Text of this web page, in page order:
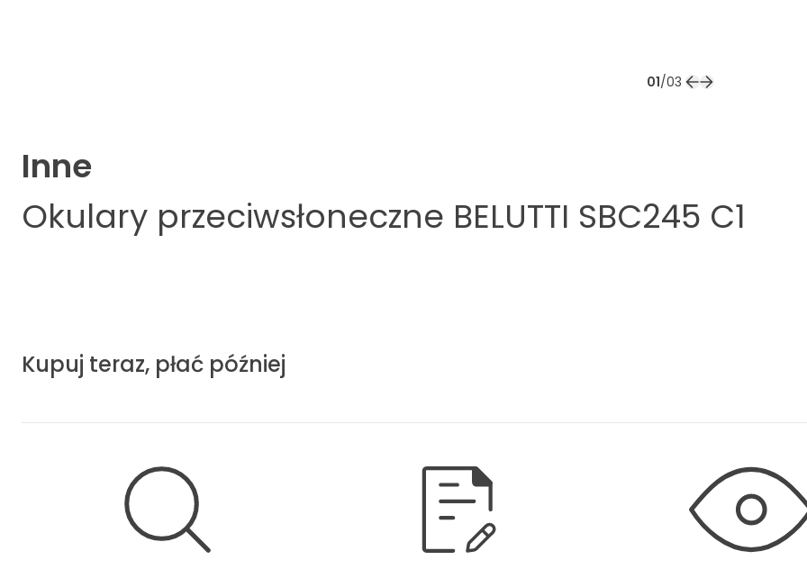
01/03
Inne
Okulary przeciwsłoneczne BELUTTI SBC245 C1
Kupuj teraz, płać później